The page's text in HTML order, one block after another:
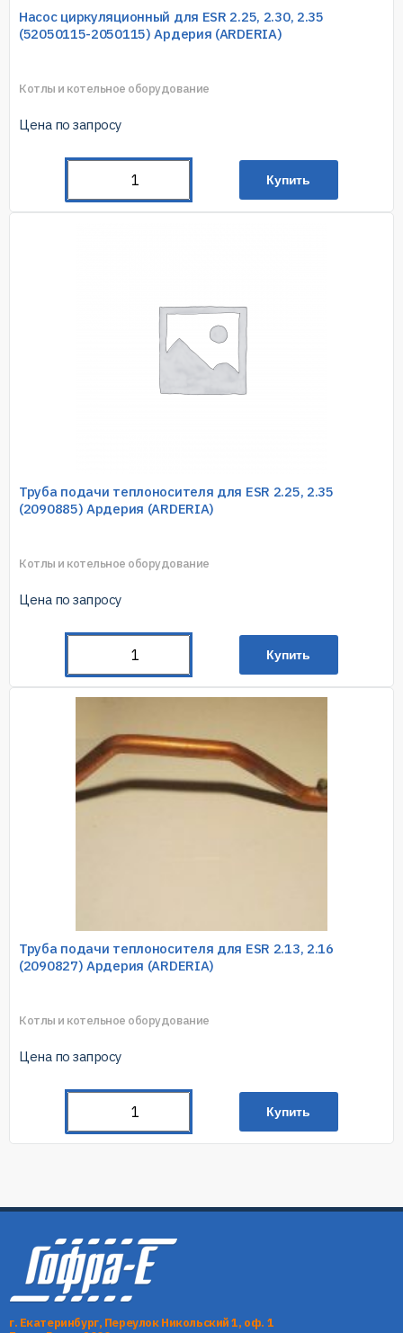
Насос циркуляционный для ESR 2.25, 2.30, 2.35
(52050115-2050115) Ардерия (ARDERIA)
Котлы и котельное оборудование
Цена по запросу
Купить
Труба подачи теплоносителя для ESR 2.25, 2.35
(2090885) Ардерия (ARDERIA)
Котлы и котельное оборудование
Цена по запросу
Купить
Труба подачи теплоносителя для ESR 2.13, 2.16
(2090827) Ардерия (ARDERIA)
Котлы и котельное оборудование
Цена по запросу
Купить
г. Екатеринбург, Переулок Никольский 1, оф. 1